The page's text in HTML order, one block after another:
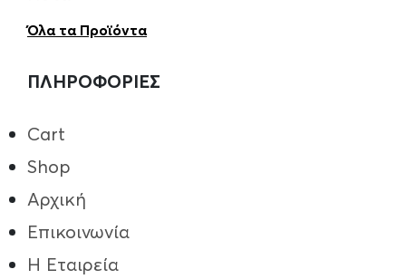
Όλα τα Προϊόντα
ΠΛΗΡΟΦΟΡΙΕΣ
Cart
Shop
Αρχική
Επικοινωνία
Η Εταιρεία